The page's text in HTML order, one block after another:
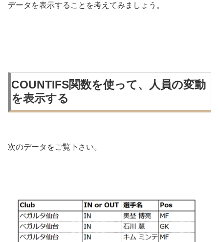
データを表示することを考えてみましょう。
COUNTIFS関数を使って、人員の変動
を表示する
次のデータをご覧下さい。